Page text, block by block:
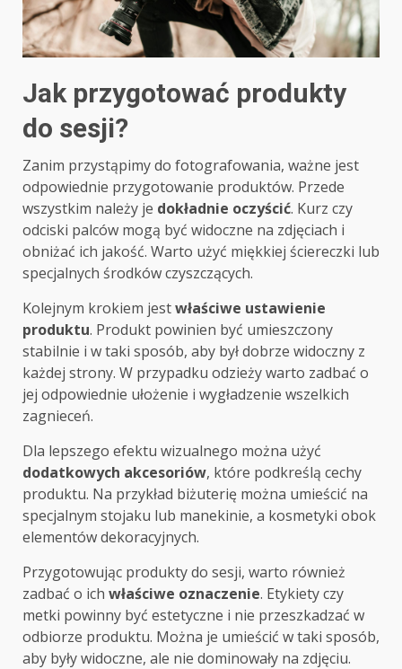
Jak przygotować produkty
do sesji?
Zanim przystąpimy do fotografowania, ważne jest
odpowiednie przygotowanie produktów. Przede
wszystkim należy je dokładnie oczyścić. Kurz czy
odciski palców mogą być widoczne na zdjęciach i
obniżać ich jakość. Warto użyć miękkiej ściereczki lub
specjalnych środków czyszczących.
Kolejnym krokiem jestwłaściwe ustawienie
produktu. Produkt powinien być umieszczony
stabilnie i w taki sposób, aby był dobrze widoczny z
każdej strony. W przypadku odzieży warto zadbać o
jej odpowiednie ułożenie i wygładzenie wszelkich
zagnieceń.
Dla lepszego efektu wizualnego można użyć
dodatkowych akcesoriów, które podkreślą cechy
produktu. Na przykład biżuterię można umieścić na
specjalnym stojaku lub manekinie, a kosmetyki obok
elementów dekoracyjnych.
Przygotowując produkty do sesji, warto również
zadbać o ich właściwe oznaczenie. Etykiety czy
metki powinny być estetyczne i nie przeszkadzać w
odbiorze produktu. Można je umieścić w taki sposób,
aby były widoczne, ale nie dominowały na zdjęciu.